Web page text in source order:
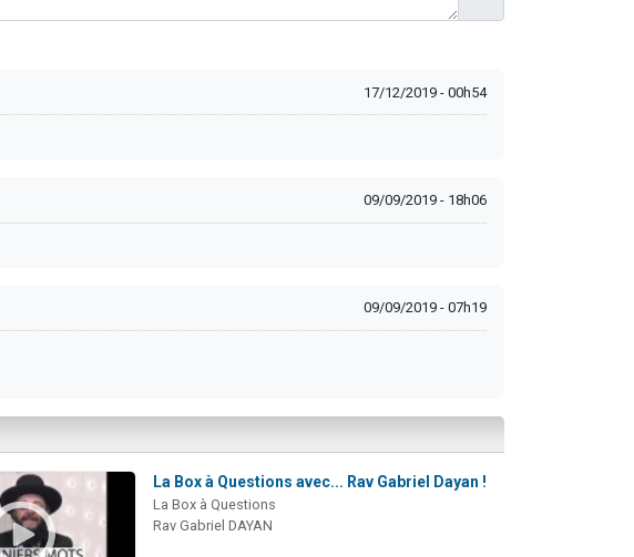
17/12/2019 - 00h54
09/09/2019 - 18h06
09/09/2019 - 07h19
La Box à Questions avec... Rav Gabriel Dayan !
La Box à Questions
Rav Gabriel DAYAN